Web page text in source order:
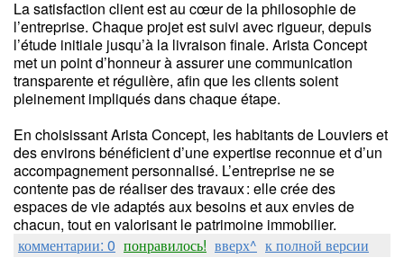
La satisfaction client est au cœur de la philosophie de
l’entreprise. Chaque projet est suivi avec rigueur, depuis
l’étude initiale jusqu’à la livraison finale. Arista Concept
met un point d’honneur à assurer une communication
transparente et régulière, afin que les clients soient
pleinement impliqués dans chaque étape.
En choisissant Arista Concept, les habitants de Louviers et
des environs bénéficient d’une expertise reconnue et d’un
accompagnement personnalisé. L’entreprise ne se
contente pas de réaliser des travaux : elle crée des
espaces de vie adaptés aux besoins et aux envies de
chacun, tout en valorisant le patrimoine immobilier.
комментарии: 0 понравилось! вверх^ к полной версии